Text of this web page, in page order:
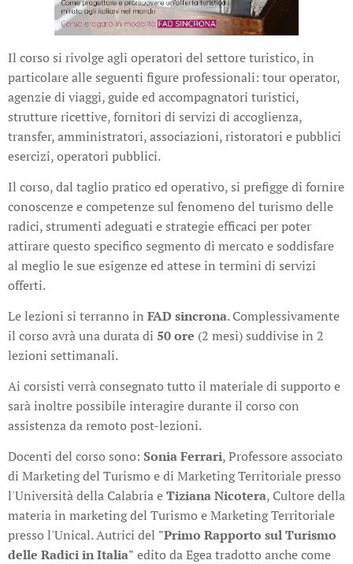
Il corso si rivolge agli operatori del settore turistico, in
particolare alle seguenti figure professionali: tour operator,
agenzie di viaggi, guide ed accompagnatori turistici,
strutture ricettive, fornitori di servizi di accoglienza,
transfer, amministratori, associazioni, ristoratori e pubblici
esercizi, operatori pubblici.
Il corso, dal taglio pratico ed operativo, si prefigge di fornire
conoscenze e competenze sul fenomeno del turismo delle
radici, strumenti adeguati e strategie efficaci per poter
attirare questo specifico segmento di mercato e soddisfare
al meglio le sue esigenze ed attese in termini di servizi
offerti.
Le lezioni si terranno in FAD sincrona. Complessivamente
il corso avrà una durata di 50 ore (2 mesi) suddivise in 2
lezioni settimanali.
Ai corsisti verrà consegnato tutto il materiale di supporto e
sarà inoltre possibile interagire durante il corso con
assistenza da remoto post-lezioni.
Docenti del corso sono: Sonia Ferrari, Professore associato
di Marketing del Turismo e di Marketing Territoriale presso
l'Università della Calabria eTiziana Nicotera, Cultore della
materia in marketing del Turismo e Marketing Territoriale
presso l'Unical. Autrici del "Primo Rapporto sul Turismo
delle Radici in Italia" edito da Egea tradotto anche come